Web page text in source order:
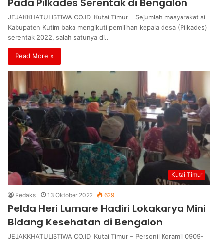
JEJAKKHATULISTIWA.CO.ID, Kutai Timur – Sejumlah masyarakat si
Kabupaten Kutim baka mengikuti pemilihan kepala desa (Pilkades)
serentak 2022, salah satunya di…
Read More »
Kutai Timur
Redaksi 13 Oktober 2022 629
Pelda Heri Lumare Hadiri Lokakarya Mini
Bidang Kesehatan di Bengalon
JEJAKKHATULISTIWA.CO.ID, Kutai Timur – Personil Koramil 0909-